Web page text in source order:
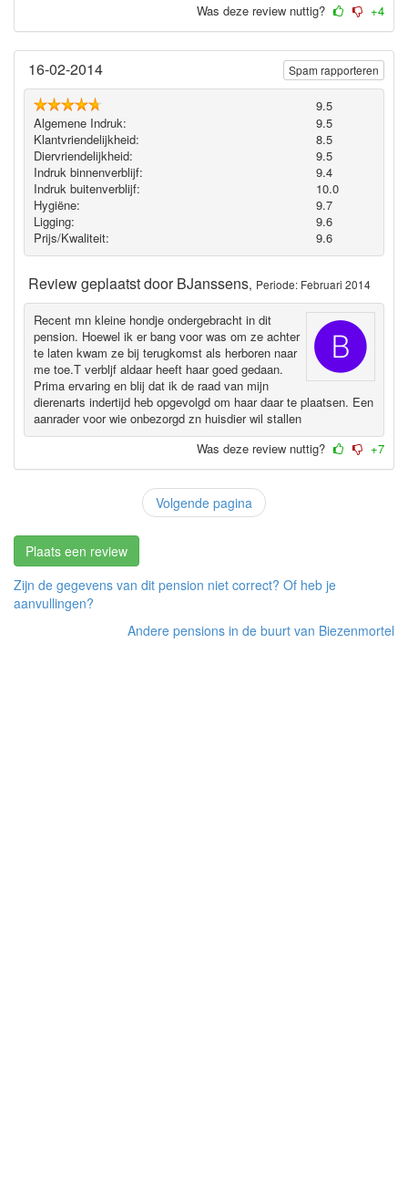
Was deze review nuttig? +4
16-02-2014
9.5
Algemene Indruk:
9.5
Klantvriendelijkheid:
8.5
Diervriendelijkheid:
9.5
Indruk binnenverblijf:
9.4
Indruk buitenverblijf:
10.0
Hygiëne‎:
9.7
Ligging:
9.6
Prijs/Kwaliteit:
9.6
Review geplaatst doorBJanssens, Periode: Februari 2014
Recent mn kleine hondje ondergebracht in dit
pension. Hoewel ik er bang voor was om ze achter
te laten kwam ze bij terugkomst als herboren naar
me toe.T verbljf aldaar heeft haar goed gedaan.
Prima ervaring en blij dat ik de raad van mijn
dierenarts indertijd heb opgevolgd om haar daar te plaatsen. Een
aanrader voor wie onbezorgd zn huisdier wil stallen
Spam rapporteren
Was deze review nuttig? +7
Volgende pagina
Plaats een review
Zijn de gegevens van dit pension niet correct? Of heb je
aanvullingen?
Andere pensions in de buurt van Biezenmortel